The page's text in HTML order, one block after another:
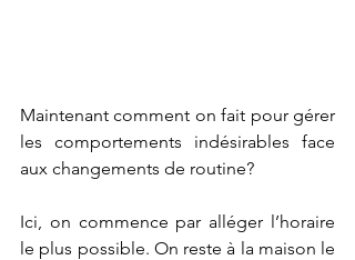
Maintenant comment on fait pour gérer
les comportements indésirables face
aux changements de routine?
Ici, on commence par alléger l’horaire
le plus possible. On reste à la maison le